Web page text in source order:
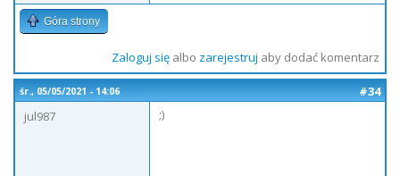
Góra strony
Zaloguj sięalbo zarejestruj aby dodać komentarz
śr., 05/05/2021 - 14:06
#34
jul987
;)